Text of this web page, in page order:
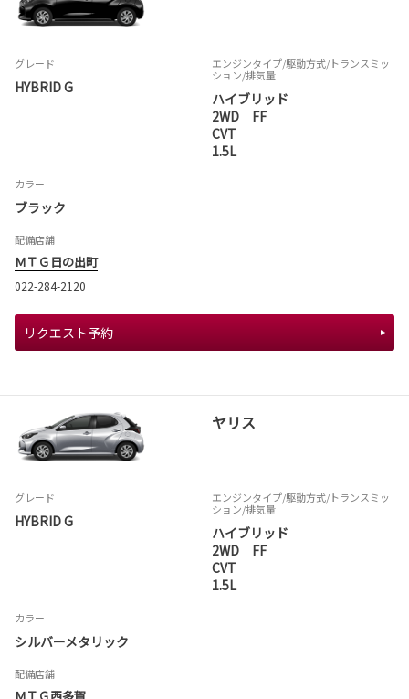
グレード
HYBRID G
エンジンタイプ/駆動方式/トランスミッ
ション/排気量
ハイブリッド
2WD FF
CVT
1.5L
カラー
ブラック
配備店舗
ＭＴＧ日の出町
022-284-2120
リクエスト予約
ヤリス
グレード
HYBRID G
エンジンタイプ/駆動方式/トランスミッ
ション/排気量
ハイブリッド
2WD FF
CVT
1.5L
カラー
シルバーメタリック
配備店舗